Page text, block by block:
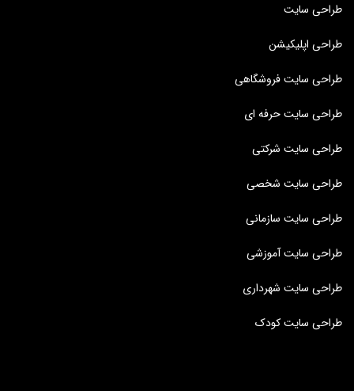
طراحی سایت
طراحی اپلیکیشن
طراحی سایت فروشگاهی
طراحی سایت حرفه ای
طراحی سایت شرکتی
طراحی سایت شخصی
طراحی سایت سازمانی
طراحی سایت آموزشی
طراحی سایت شهرداری
طراحی سایت کودک